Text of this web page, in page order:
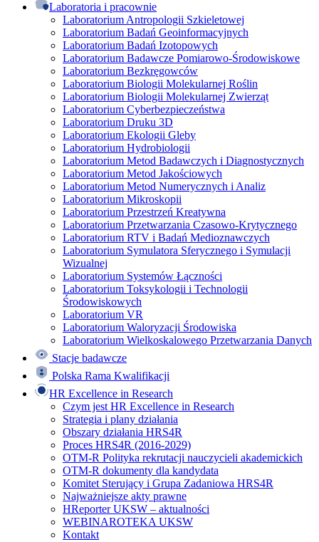
Laboratoria i pracownie
Laboratorium Antropologii Szkieletowej
Laboratorium Badań Geoinformacyjnych
Laboratorium Badań Izotopowych
Laboratorium Badawcze Pomiarowo-Środowiskowe
Laboratorium Bezkręgowców
Laboratorium Biologii Molekularnej Roślin
Laboratorium Biologii Molekularnej Zwierząt
Laboratorium Cyberbezpieczeństwa
Laboratorium Druku 3D
Laboratorium Ekologii Gleby
Laboratorium Hydrobiologii
Laboratorium Metod Badawczych i Diagnostycznych
Laboratorium Metod Jakościowych
Laboratorium Metod Numerycznych i Analiz
Laboratorium Mikroskopii
Laboratorium Przestrzeń Kreatywna
Laboratorium Przetwarzania Czasowo-Krytycznego
Laboratorium RTV i Badań Medioznawczych
Laboratorium Symulatora Sferycznego i Symulacji
Wizualnej
Laboratorium Systemów Łączności
Laboratorium Toksykologii i Technologii
Środowiskowych
Laboratorium VR
Laboratorium Waloryzacji Środowiska
Laboratorium Wielkoskalowego Przetwarzania Danych
Stacje badawcze
Polska Rama Kwalifikacji
HR Excellence in Research
Czym jest HR Excellence in Research
Strategia i plany działania
Obszary działania HRS4R
Proces HRS4R (2016-2029)
OTM-R Polityka rekrutacji nauczycieli akademickich
OTM-R dokumenty dla kandydata
Komitet Sterujący i Grupa Zadaniowa HRS4R
Najważniejsze akty prawne
HReporter UKSW – aktualności
WEBINAROTEKA UKSW
Kontakt